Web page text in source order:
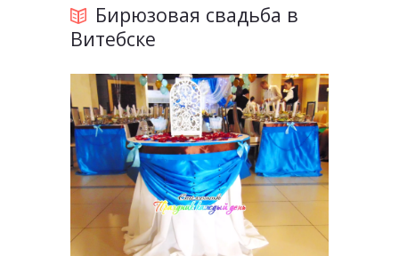
Бирюзовая свадьба в
Витебске